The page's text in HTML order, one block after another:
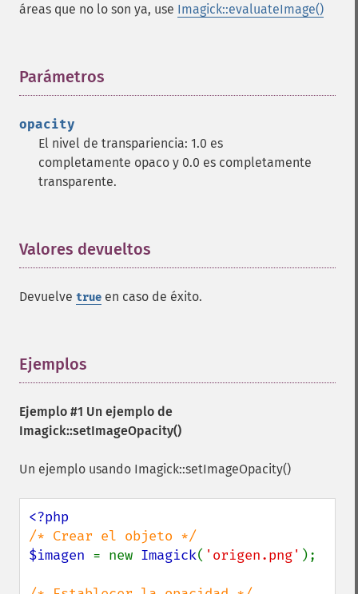
áreas que no lo son ya, use Imagick::evaluateImage()
Parámetros
opacity
El nivel de transpariencia: 1.0 es
completamente opaco y 0.0 es completamente
transparente.
Valores devueltos
Devuelve true en caso de éxito.
Ejemplos
Ejemplo #1 Un ejemplo de
Imagick::setImageOpacity()
Un ejemplo usando Imagick::setImageOpacity()
$imagen = new Imagick( 'origen.png' );
getNumberImages
getPixelIterator
getPointSize
getQuantum
getQuantumDepth
getQuantumRange
getResourceLimit
getSize
hasNextImage
identifyFormat
identifyImage
importImagePixels
levelImage
linearStretchImage
liquidRescaleImage